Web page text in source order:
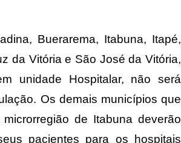
Buerarema, Itabuna, Itapé,
da Vitória e São José da Vitória,
unidade Hospitalar, não será
Os demais municípios que
de Itabuna deverão
pacientes para os hospitais